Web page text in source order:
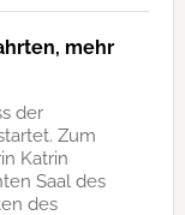
mehr
der
Zum
Katrin
Saal des
des